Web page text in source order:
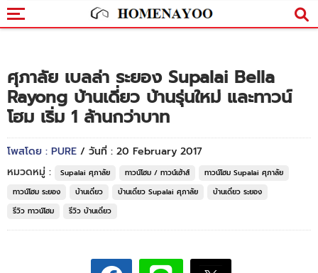
ศุภาลัย เบลล่า ระยอง Supalai Bella
Rayong บ้านเดี่ยว บ้านรุ่นใหม่ และทาวน์
โฮม เริ่ม 1 ล้านกว่าบาท
โพสโดย : PURE / วันที่ : 20 February 2017
หมวดหมู่ :
Supalai ศุภาลัย ทาวน์โฮม / ทาวน์เฮ้าส์
ทาวน์โฮม Supalai ศุภาลัย
ทาวน์โฮม ระยอง
บ้านเดี่ยว บ้านเดี่ยว Supalai ศุภาลัย
บ้านเดี่ยว ระยอง
รีวิว ทาวน์โฮม
รีวิว บ้านเดี่ยว